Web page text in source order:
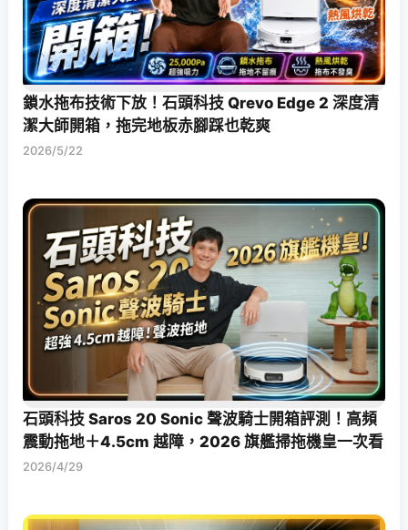
鎖水拖布技術下放！石頭科技 Qrevo Edge 2 深度清
潔大師開箱，拖完地板赤腳踩也乾爽
2026/5/22
石頭科技 Saros 20 Sonic 聲波騎士開箱評測！高頻
震動拖地＋4.5cm 越障，2026 旗艦掃拖機皇一次看
2026/4/29